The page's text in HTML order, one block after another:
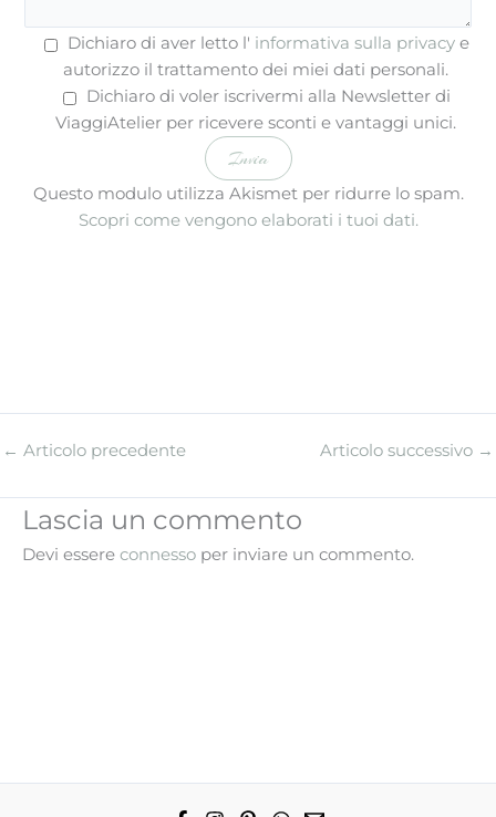
Dichiaro di aver letto l' informativa sulla privacye
autorizzo il trattamento dei miei dati personali.
Dichiaro di voler iscrivermi alla Newsletter di
ViaggiAtelier per ricevere sconti e vantaggi unici.
Questo modulo utilizza Akismet per ridurre lo spam.
Scopri come vengono elaborati i tuoi dati.
← Articolo precedente Articolo successivo →
Lascia un commento
Devi essere connesso per inviare un commento.